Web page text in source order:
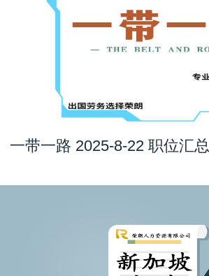
一带一路 2025-8-22 职位汇总